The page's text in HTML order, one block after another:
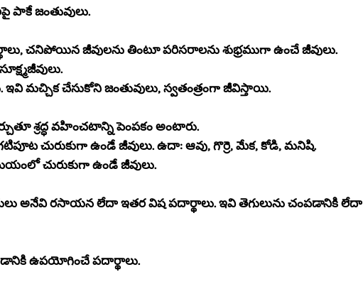
పాకే జంతువులు.
చనిపోయిన జీవులను తింటూ పరిసరాలను శుభ్రముగా ఉంచే జీవులు.
ఇవి మచ్చిక చేసుకోని జంతువులు, స్వతంత్రంగా జీవిస్తాయి.
శ్రద్ధ వహించటాన్ని పెంపకం అంటారు.
చురుకుగా ఉండే జీవులు. ఉదా: ఆవు, గొర్రె, మేక, కోడి, మనిషి.
చురుకుగా ఉండే జీవులు.
అనేవి రసాయన లేదా ఇతర విష పదార్థాలు. ఇవి తెగులును చంపడానికి లేదా
ఉపయోగించే పదార్థాలు.